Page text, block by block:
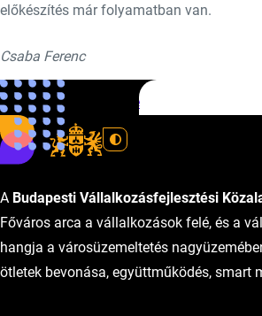
előkészítés már folyamatban van.
Csaba Ferenc
Forrás:Kamara Online
A Budapesti Vállalkozásfejlesztési
Főváros arca a vállalkozások felé, és a
hangja a városüzemeltetés
ötletek bevonása, együttműködés, smart